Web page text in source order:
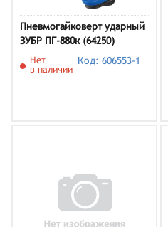
Пневмогайковерт ударный
ЗУБР ПГ-880к (64250)
Нет
в наличии
Код: 606553-1